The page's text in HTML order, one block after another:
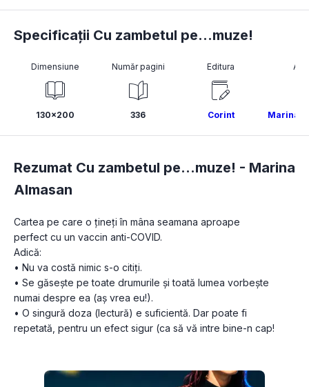
Specificații Cu zambetul pe...muze!
Dimensiune
130x200
Număr pagini
336
Editura
Corint Marina
Rezumat Cu zambetul pe...muze! - Marina
Almasan
Cartea pe care o țineți în mâna seamana aproape
perfect cu un vaccin anti-COVID.
Adică:
• Nu va costă nimic s-o citiți.
• Se găsește pe toate drumurile și toată lumea vorbește
numai despre ea (aș vrea eu!).
• O singură doza (lectură) e suficientă. Dar poate fi
repetată, pentru un efect sigur (ca să vă intre bine-n cap!